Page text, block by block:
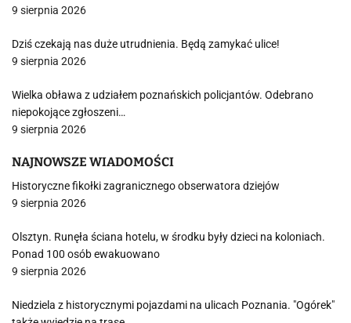
9 sierpnia 2026
Dziś czekają nas duże utrudnienia. Będą zamykać ulice!
9 sierpnia 2026
Wielka obława z udziałem poznańskich policjantów. Odebrano
niepokojące zgłoszeni…
9 sierpnia 2026
NAJNOWSZE WIADOMOŚCI
Historyczne fikołki zagranicznego obserwatora dziejów
9 sierpnia 2026
Olsztyn. Runęła ściana hotelu, w środku były dzieci na koloniach.
Ponad 100 osób ewakuowano
9 sierpnia 2026
Niedziela z historycznymi pojazdami na ulicach Poznania. "Ogórek"